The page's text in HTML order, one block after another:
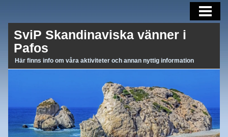
AKTIVITETER
OM OSS
LÄNKAR
SviP Skandinaviska vänner i
Pafos
Här finns info om våra aktiviteter och annan nyttig information